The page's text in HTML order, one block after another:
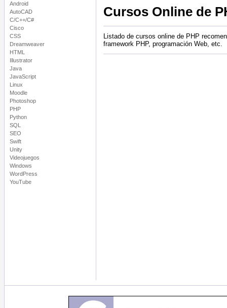
Android
AutoCAD
C/C++/C#
Cisco
CSS
Dreamweaver
HTML
Illustrator
Java
JavaScript
Linux
Moodle
Photoshop
PHP
Python
SQL
SEO
Swift
Unity
Videojuegos
Windows
WordPress
YouTube
Cursos Online de
Listado de cursos online de PHP
framework PHP, programación Web, etc.